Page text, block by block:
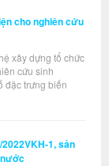
cho nghiên cứu
xây dựng tổ chức
cứu sinh
đặc trưng biến
1, sản